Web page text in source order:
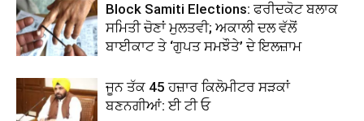
Block Samiti Elections: ਫਰੀਦਕੋਟ ਬਲਾਕ
ਸਮਿਤੀ ਚੋਣਾਂ ਮੁਲਤਵੀ; ਅਕਾਲੀ ਦਲ ਵੱਲੋਂ
ਬਾਈਕਾਟ ਤੇ ‘ਗੁਪਤ ਸਮਝੌਤੇ’ ਦੇ ਇਲਜ਼ਾਮ
ਜੂਨ ਤੱਕ 45 ਹਜ਼ਾਰ ਕਿਲੋਮੀਟਰ ਸੜਕਾਂ
ਬਣਨਗੀਆਂ: ਈ ਟੀ ਓ